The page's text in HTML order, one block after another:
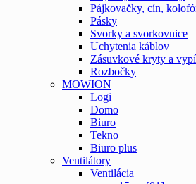
Pájkovačky, cín,
Pásky
Svorky a svorkovnice
Uchytenia káblov
Zásuvkové kryty a
Rozbočky
MOWION
Logi
Domo
Biuro
Tekno
Biuro plus
Ventilátory
Ventilácia